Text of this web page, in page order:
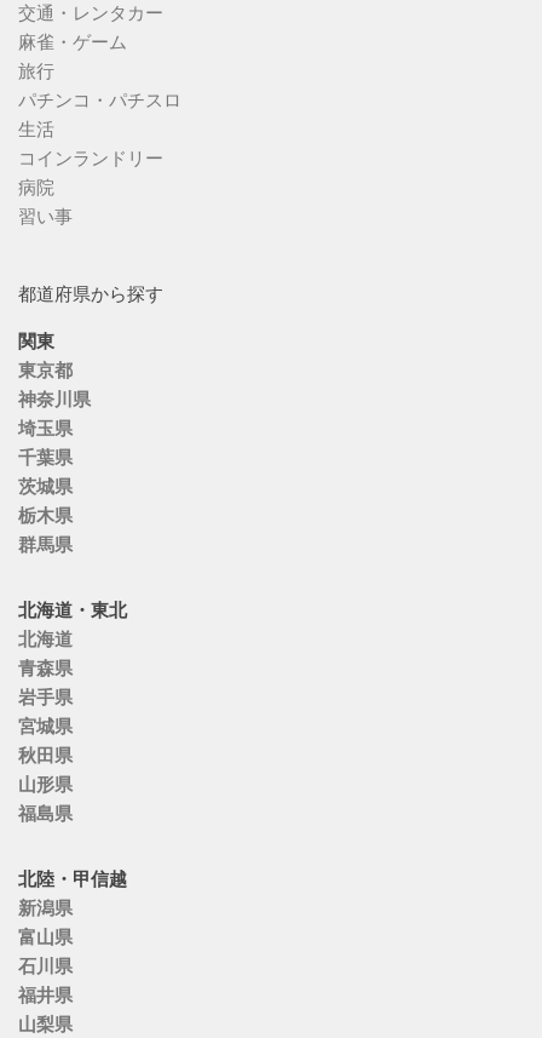
交通・レンタカー
麻雀・ゲーム
旅行
パチンコ・パチスロ
生活
コインランドリー
病院
習い事
都道府県から探す
関東
東京都
神奈川県
埼玉県
千葉県
茨城県
栃木県
群馬県
北海道・東北
北海道
青森県
岩手県
宮城県
秋田県
山形県
福島県
北陸・甲信越
新潟県
富山県
石川県
福井県
山梨県